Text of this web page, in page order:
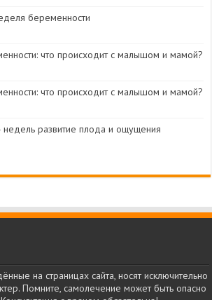
беременности
что происходит с малышом и мамой?
что происходит с малышом и мамой?
развитие плода и ощущения
на страницах сайта, носят исключительно
Помните, самолечение может быть опасно